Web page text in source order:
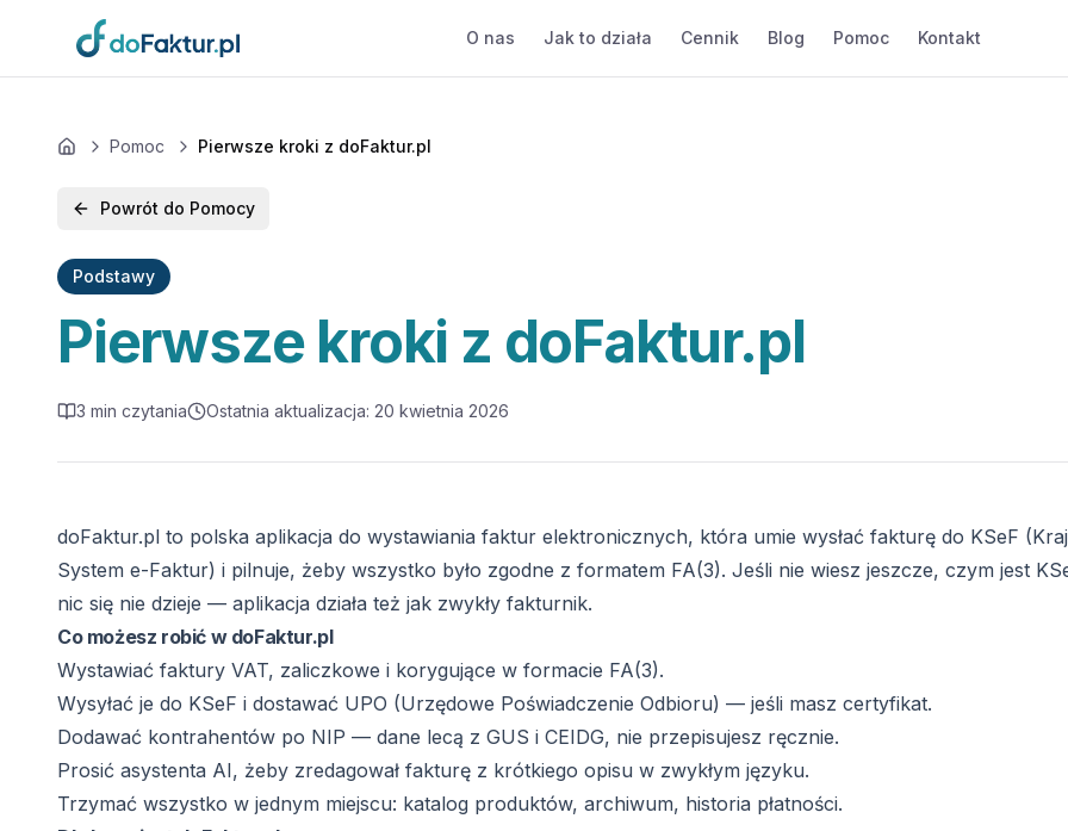
Przejdź do głównej treści
O nas Jak to działa Cennik Blog Pomoc Kontakt
Home Pomoc Pierwsze kroki z doFaktur.pl
Powrót do Pomocy
Podstawy
Pierwsze kroki z doFaktur.pl
3 min czytania Ostatnia aktualizacja: 20 kwietnia 2026
doFaktur.pl to polska aplikacja do wystawiania faktur elektronicznych, która umie wysłać fakturę do KSeF
System e-Faktur) i pilnuje, żeby wszystko było zgodne z formatem FA(3). Jeśli nie wiesz jeszcze, czym jest
nic się nie dzieje — aplikacja działa też jak zwykły fakturnik.
Co możesz robić w doFaktur.pl
Wystawiać faktury VAT, zaliczkowe i korygujące w formacie FA(3).
Wysyłać je do KSeF i dostawać UPO (Urzędowe Poświadczenie Odbioru) — jeśli masz certyfikat.
Dodawać kontrahentów po NIP — dane lecą z GUS i CEIDG, nie przepisujesz ręcznie.
Prosić asystenta AI, żeby zredagował fakturę z krótkiego opisu w zwykłym języku.
Trzymać wszystko w jednym miejscu: katalog produktów, archiwum, historia płatności.